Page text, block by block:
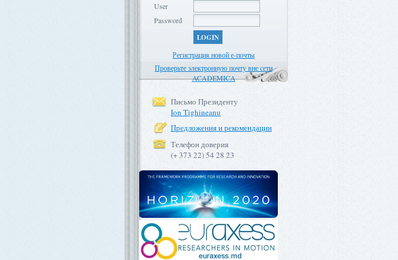
User
Password
LOGIN
Регистрация новой е-почты
Проверьте электронную почту вне сети
ACADEMICA
Письмо Президенту
Ion Tighineanu
Предложения и рекомендации
Телефон доверия
(+ 373 22) 54 28 23